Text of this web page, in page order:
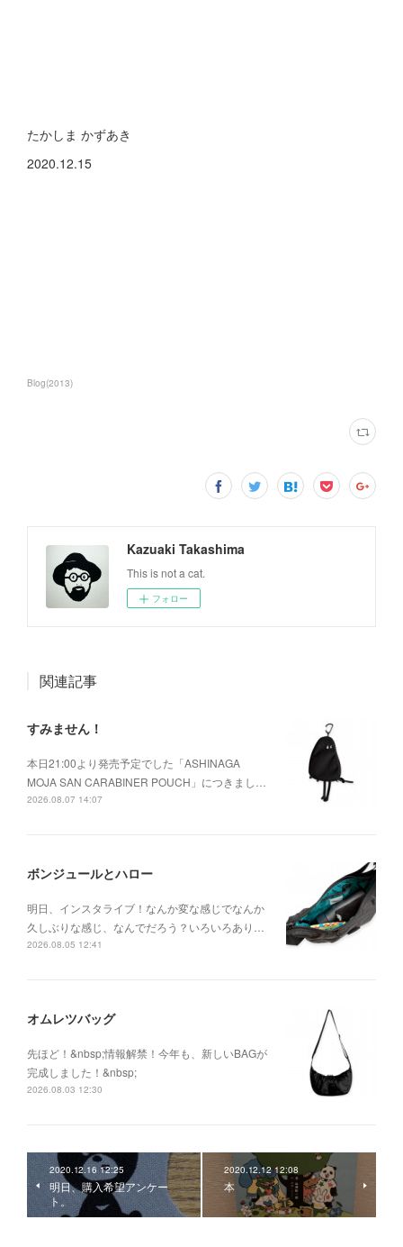
たかしま かずあき
2020.12.15
Blog(2013)
Kazuaki Takashima
This is not a cat.
フォロー
関連記事
すみません！
本日21:00より発売予定でした「ASHINAGA
MOJA SAN CARABINER POUCH」につきまし…
2026.08.07 14:07
ボンジュールとハロー
明日、インスタライブ！なんか変な感じでなんか
久しぶりな感じ、なんでだろう？いろいろあり…
2026.08.05 12:41
オムレツバッグ
先ほど！&nbsp;情報解禁！今年も、新しいBAGが
完成しました！&nbsp;
2026.08.03 12:30
2020.12.16 12:25
明日、購入希望アンケー
ト。
2020.12.12 12:08
本